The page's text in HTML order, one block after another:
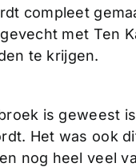
compleet
met Ten
te krijgen.
is geweest
Het was ook
nog heel veel